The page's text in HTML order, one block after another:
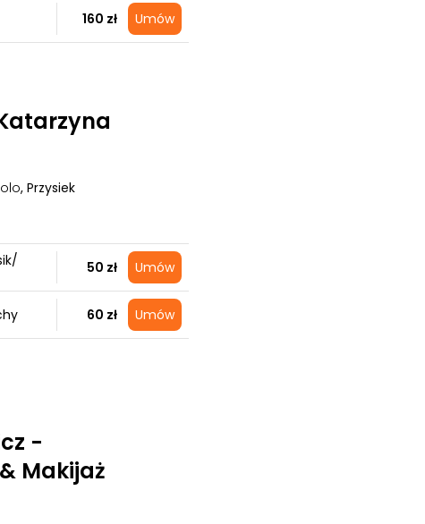
160 zł Umów
, Przysiek
50 zł Umów
60 zł Umów
-
Makijaż